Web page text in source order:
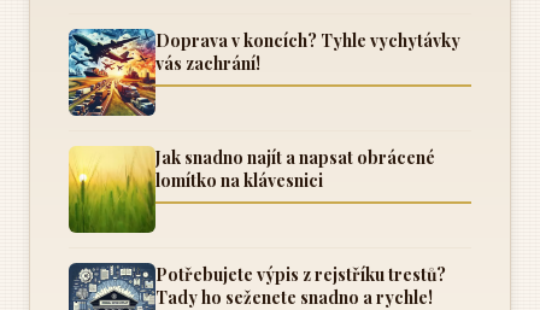
Doprava v koncích? Tyhle vychytávky
vás zachrání!
Jak snadno najít a napsat obrácené
lomítko na klávesnici
Potřebujete výpis z rejstříku trestů?
Tady ho seženete snadno a rychle!